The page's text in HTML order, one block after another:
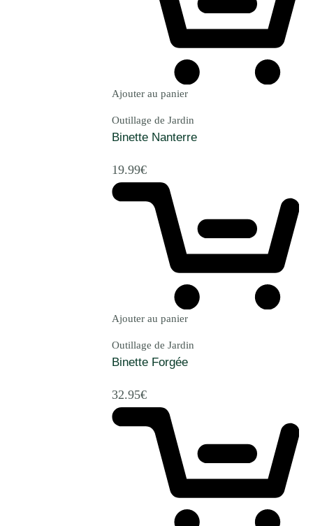
Ajouter au panier
Outillage de Jardin
Binette Nanterre
19.99€
Ajouter au panier
Outillage de Jardin
Binette Forgée
32.95€